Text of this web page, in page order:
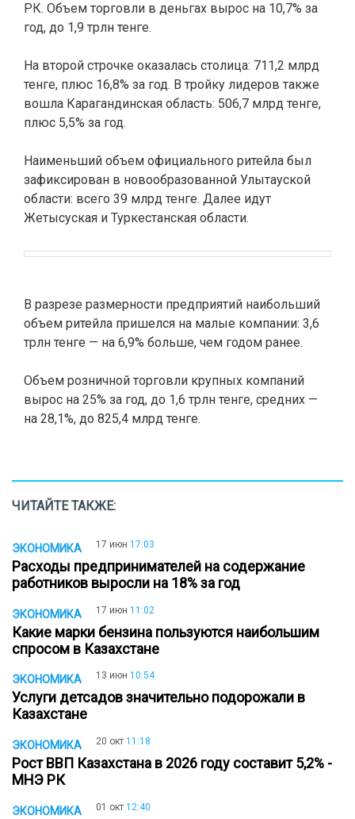
РК. Объем торговли в деньгах вырос на 10,7% за
год, до 1,9 трлн тенге.
На второй строчке оказалась столица: 711,2 млрд
тенге, плюс 16,8% за год. В тройку лидеров также
вошла Карагандинская область: 506,7 млрд тенге,
плюс 5,5% за год.
Наименьший объем официального ритейла был
зафиксирован в новообразованной Улытауской
области: всего 39 млрд тенге. Далее идут
Жетысуская и Туркестанская области.
В разрезе размерности предприятий наибольший
объем ритейла пришелся на малые компании: 3,6
трлн тенге — на 6,9% больше, чем годом ранее.
Объем розничной торговли крупных компаний
вырос на 25% за год, до 1,6 трлн тенге, средних —
на 28,1%, до 825,4 млрд тенге.
ЧИТАЙТЕ ТАКЖЕ:
ЭКОНОМИКА 17 июн 17:03
Расходы предпринимателей на содержание
работников выросли на 18% за год
ЭКОНОМИКА 17 июн 11:02
Какие марки бензина пользуются наибольшим
спросом в Казахстане
ЭКОНОМИКА 13 июн 10:54
Услуги детсадов значительно подорожали в
Казахстане
ЭКОНОМИКА 20 окт 11:18
Рост ВВП Казахстана в 2026 году составит 5,2% -
МНЭ РК
ЭКОНОМИКА 01 окт 12:40